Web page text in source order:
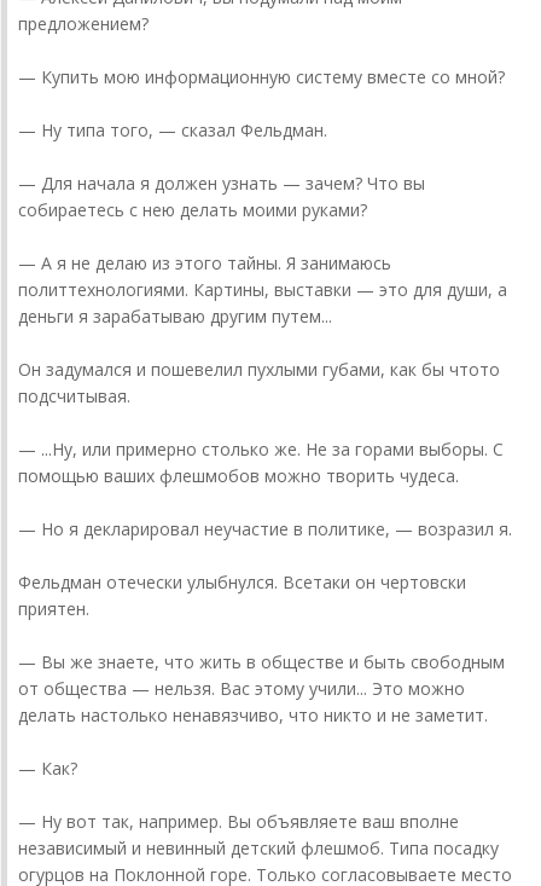
предложением?
— Купить мою информационную систему вместе со мной?
— Ну типа того, — сказал Фельдман.
— Для начала я должен узнать — зачем? Что вы
собираетесь с нею делать моими руками?
— А я не делаю из этого тайны. Я занимаюсь
политтехнологиями. Картины, выставки — это для души, а
деньги я зарабатываю другим путем...
Он задумался и пошевелил пухлыми губами, как бы что­то
подсчитывая.
— ...Ну, или примерно столько же. Не за горами выборы. С
помощью ваших флешмобов можно творить чудеса.
— Но я декларировал неучастие в политике, — возразил я.
Фельдман отечески улыбнулся. Все­таки он чертовски
приятен.
— Вы же знаете, что жить в обществе и быть свободным
от общества — нельзя. Вас этому учили... Это можно
делать настолько ненавязчиво, что никто и не заметит.
— Как?
— Ну вот так, например. Вы объявляете ваш вполне
независимый и невинный детский флешмоб. Типа посадку
огурцов на Поклонной горе. Только согласовываете место